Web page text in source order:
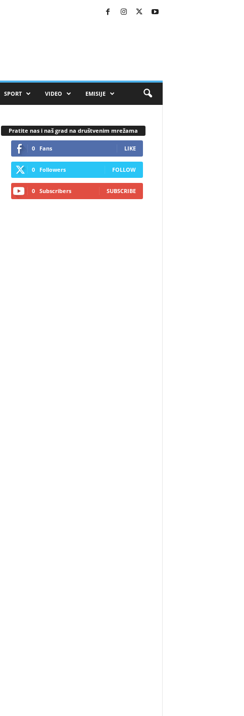
SPORT VIDEO EMISIJE
Pratite nas i naš grad na društvenim mrežama
0 Fans LIKE
0 Followers FOLLOW
0 Subscribers SUBSCRIBE